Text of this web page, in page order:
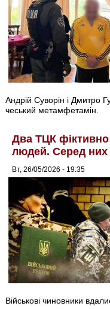
Андрій Суворін і Дмитро
чеський метамфетамін.
Два ТЦК фіктивно
людей. Серед них
Вт, 26/05/2026 - 19:35
Військові чиновники